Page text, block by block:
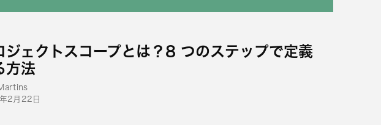
ジェクトスコープとは？8 つのステップで定義
方法
2月22日